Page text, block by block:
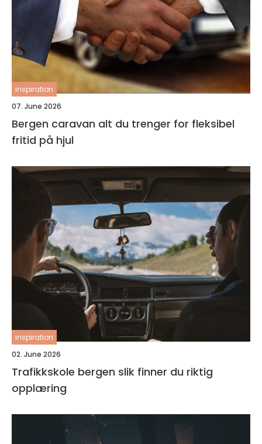
inspiration
07. June 2026
Bergen caravan alt du trenger for fleksibel
fritid på hjul
inspiration
02. June 2026
Trafikkskole bergen slik finner du riktig
opplæring